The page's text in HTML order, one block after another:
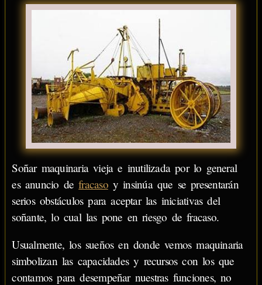
Soñar maquinaria vieja e inutilizada por lo general
es anuncio defracasoy insinúa que se presentarán
serios obstáculos para aceptar las iniciativas del
soñante, lo cual las pone en riesgo de fracaso.
Usualmente, los sueños en donde vemos maquinaria
simbolizan las capacidades y recursos con los que
contamos para desempeñar nuestras funciones, no